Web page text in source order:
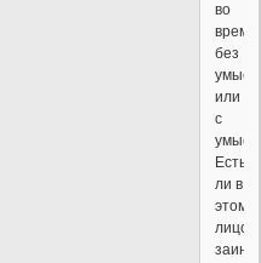
во
без
или
с
Есть
ли в
этом
лицо